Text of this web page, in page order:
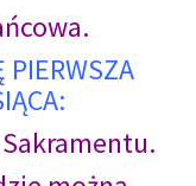
PIERWSZA